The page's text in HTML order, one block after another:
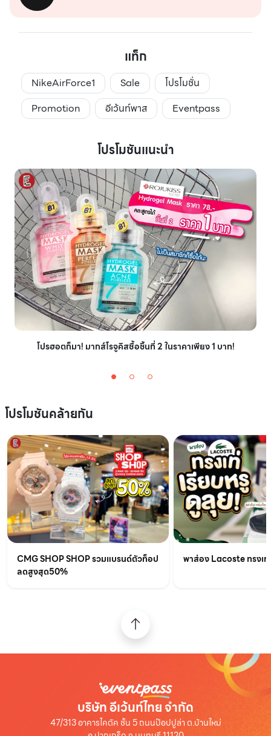
แท็ก
NikeAirForce1 Sale
โปรโมชั่น
Promotion
อีเว้นท์พาส Eventpass
โปรโมชันแนะนำ
โปรฮอตก็มา! มากส์โรจูคิสซื้อชิ้นที่ 2 ในราคาเพียง 1 บาท!
โปรโมชันคล้ายกัน
CMG SHOP SHOP รวมแบรนด์ตัวท็อป
ลดสูงสุด50%
พาส่อง Lacoste ทรงเ
บริษัท อีเว้นท์ไทย จำกัด
47/313 อาคารไคตัค ชั้น 5 ถนนป๊อปปูล่า ต.บ้านใหม่